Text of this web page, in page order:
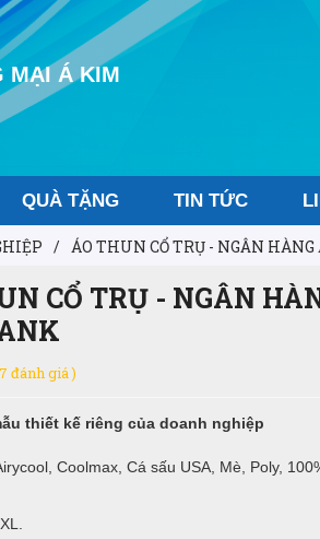
MẠI Á KIM
QUÀ TẶNG TIN TỨC
/ ÁO THUN CỔ TRỤ - NGÂN
CỔ TRỤ - NGÂN
đánh giá )
thiết kế riêng của doanh nghiệp
Coolmax, Cá sấu USA, Mè, Poly,